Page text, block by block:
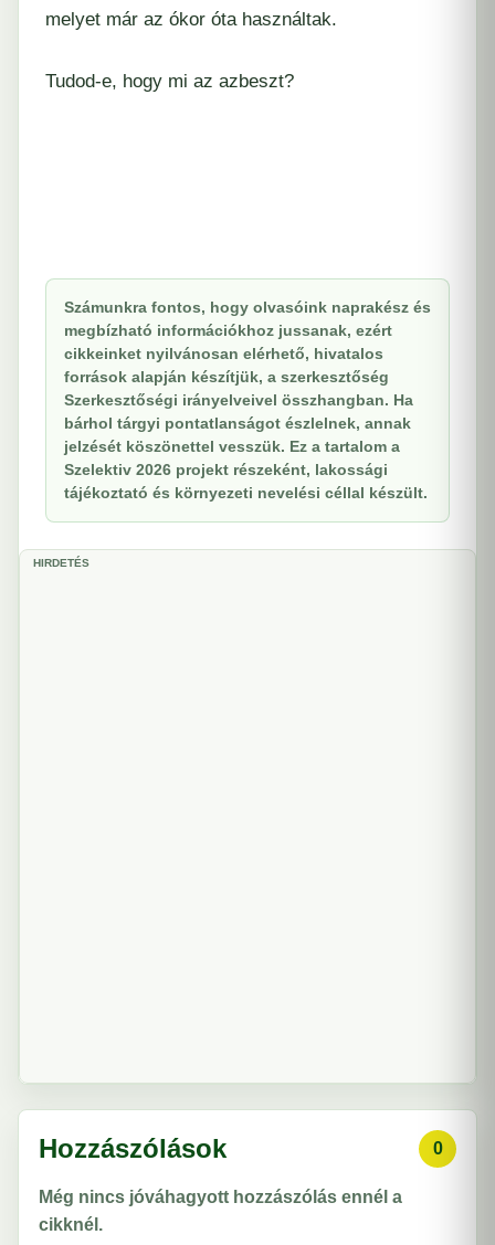
melyet már az ókor óta használtak.
Tudod-e, hogy mi az azbeszt?
Számunkra fontos, hogy olvasóink naprakész és
megbízható információkhoz jussanak, ezért
cikkeinket nyilvánosan elérhető, hivatalos
források alapján készítjük, a szerkesztőség
Szerkesztőségi irányelveivel összhangban. Ha
bárhol tárgyi pontatlanságot észlelnek, annak
jelzését köszönettel vesszük. Ez a tartalom a
Szelektiv 2026 projekt részeként, lakossági
tájékoztató és környezeti nevelési céllal készült.
HIRDETÉS
Hozzászólások 0
Még nincs jóváhagyott hozzászólás ennél a
cikknél.